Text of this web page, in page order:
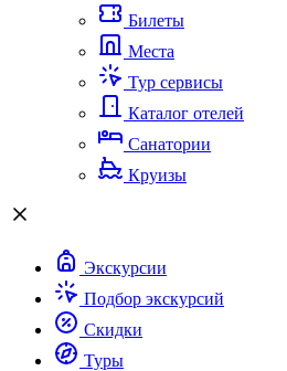
Билеты
Места
Тур сервисы
Каталог отелей
Санатории
Круизы
Экскурсии
Подбор экскурсий
Скидки
Туры